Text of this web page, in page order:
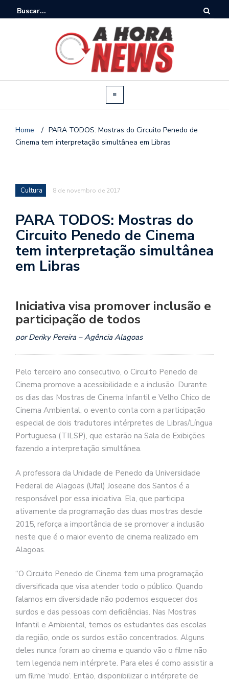
Home / PARA TODOS: Mostras do Circuito Penedo de
Cinema tem interpretação simultânea em Libras
Cultura 8 de novembro de 2017
PARA TODOS: Mostras do
Circuito Penedo de Cinema
tem interpretação simultânea
em Libras
Iniciativa visa promover inclusão e
participação de todos
por Deriky Pereira – Agência Alagoas
Pelo terceiro ano consecutivo, o Circuito Penedo de
Cinema promove a acessibilidade e a inclusão. Durante
os dias das Mostras de Cinema Infantil e Velho Chico de
Cinema Ambiental, o evento conta com a participação
especial de dois tradutores intérpretes de Libras/Língua
Portuguesa (TILSP), que estarão na Sala de Exibições
fazendo a interpretação simultânea.
A professora da Unidade de Penedo da Universidade
Federal de Alagoas (Ufal) Joseane dos Santos é a
responsável por essa iniciativa. Ela, que participa
ativamente da programação das duas mostras desde
2015, reforça a importância de se promover a inclusão
neste que é o maior evento de cinema realizado em
Alagoas.
“O Circuito Penedo de Cinema tem uma programação
diversificada que visa atender todo o público. Quando
falamos em diversidade não podemos esquecer dos
surdos e das pessoas com deficiências. Nas Mostras
Infantil e Ambiental, temos os estudantes das escolas
da região, onde os surdos estão concentrados. Alguns
deles nunca foram ao cinema e quando vão o filme não
tem legenda nem intérprete. Para eles é como assistir a
um filme ‘mudo’. Então, disponibilizar o intérprete de